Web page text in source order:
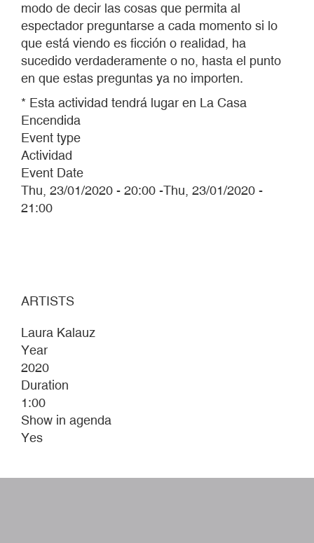
modo de decir las cosas que permita al
espectador preguntarse a cada momento si lo
que está viendo es ficción o realidad, ha
sucedido verdaderamente o no, hasta el punto
en que estas preguntas ya no importen.
* Esta actividad tendrá lugar en La Casa
Encendida
Event type
Actividad
Event Date
Thu, 23/01/2020 - 20:00 -Thu, 23/01/2020 -
21:00
ARTISTS
Laura Kalauz
Year
2020
Duration
1:00
Show in agenda
Yes